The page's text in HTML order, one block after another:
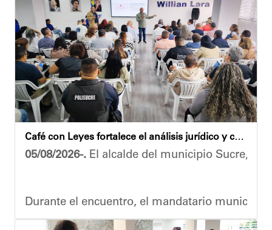
Café con Leyes fortalece el análisis jurídico y constitucional en el municipio Sucre
05/08/2026-. El alcalde del municipio Sucre,
Durante el encuentro, el mandatario